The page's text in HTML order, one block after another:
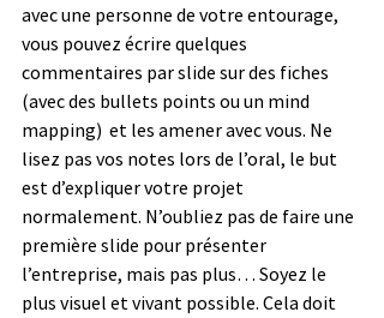
avec une personne de votre entourage,
vous pouvez écrire quelques
commentaires par slide sur des fiches
(avec des bullets points ou un mind
mapping)  et les amener avec vous. Ne
lisez pas vos notes lors de l’oral, le but
est d’expliquer votre projet
normalement. N’oubliez pas de faire une
première slide pour présenter
l’entreprise, mais pas plus… Soyez le
plus visuel et vivant possible. Cela doit